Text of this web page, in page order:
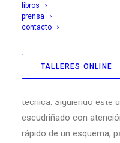
libros
prensa
contacto
TALLERES ONLINE
eso no debe extrañar
de recuperar el espesor
técnica. Siguiendo este
escudriñado con
rápido de un esquema,